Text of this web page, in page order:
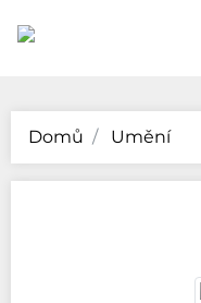
Domů Umění